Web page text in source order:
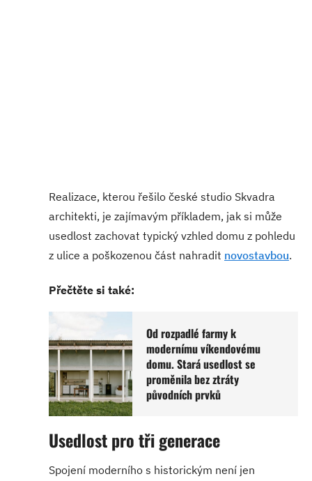
Realizace, kterou řešilo české studio Skvadra
architekti, je zajímavým příkladem, jak si může
usedlost zachovat typický vzhled domu z pohledu
z ulice a poškozenou část nahradit novostavbou.
Přečtěte si také:
Od rozpadlé farmy k
modernímu víkendovému
domu. Stará usedlost se
proměnila bez ztráty
původních prvků
Usedlost pro tři generace
Spojení moderního s historickým není jen